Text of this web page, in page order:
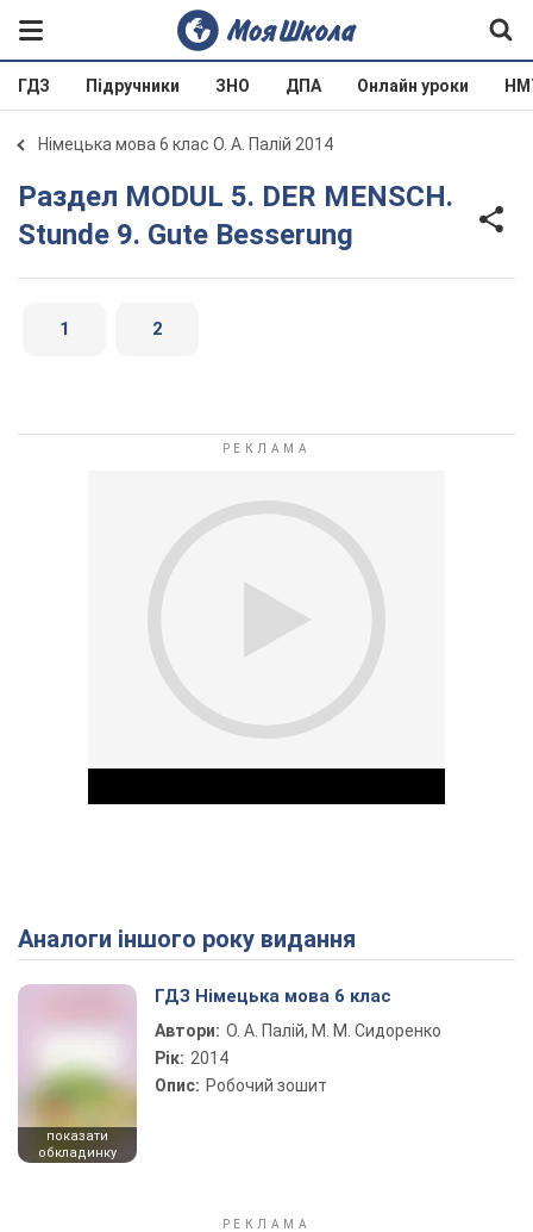
ГДЗ Підручники ЗНО ДПА Онлайн уроки
Німецька мова 6 клас О. А. Палій 2014
Раздел MODUL 5. DER MENSCH.
Stunde 9. Gute Besserung
1 2
Play Video
Аналоги іншого року видання
показати
обкладинку
ГДЗ Німецька мова 6 клас
Автори: О. А. Палій, М. М. Сидоренко
Рік: 2014
Опис: Робочий зошит